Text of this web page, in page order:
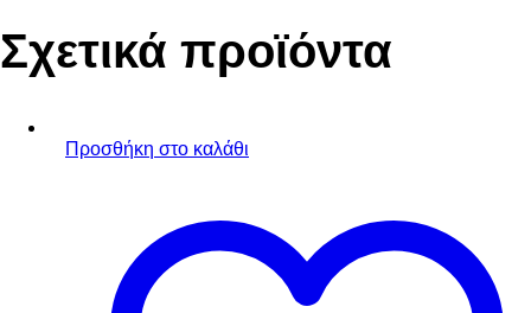
16,60 €.είναι:
14,94 €.
Σχετικά προϊόντα
Προσθήκη στο καλάθι